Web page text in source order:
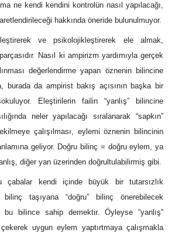
ne kendi kendini kontrolün nasıl yapılacağı,
hakkında öneride bulunulmuyor.
ve psikolojikleştirerek ele almak,
Nasıl ki ampirizm yardımıyla gerçek
değerlendirme yapan öznenin bilincine
burada da ampirist bakış açısının başka bir
Eleştirilerin failin “yanlış” bilincine
neler yapılacağı sıralanarak “sapkın”
çalışılması, eylemi öznenin bilincinin
geliyor. Doğru bilinç = doğru eylem, ya
diğer yan üzerinden doğrultulabilirmiş gibi.
çabalar kendi içinde büyük bir tutarsızlık
bilinç taşıyana “doğru” bilinç önerebilecek
bilince sahip demektir. Öyleyse “yanlış”
uygun eylem yaptırtmaya çalışmakla